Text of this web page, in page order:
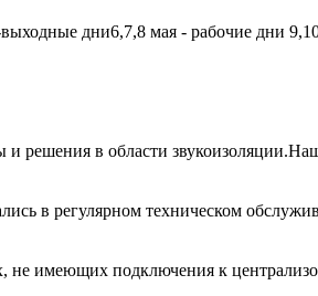
дни6,7,8 мая - рабочие дни
решения в области
в регулярном техническом
не имеющих подключения к